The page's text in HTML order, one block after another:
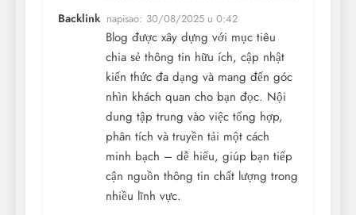
Backlink napisao: 30/08/2025 u 0:42
Blog được xây dựng với mục tiêu
chia sẻ thông tin hữu ích, cập nhật
kiến thức đa dạng và mang đến góc
nhìn khách quan cho bạn đọc. Nội
dung tập trung vào việc tổng hợp,
phân tích và truyền tải một cách
minh bạch – dễ hiểu, giúp bạn tiếp
cận nguồn thông tin chất lượng trong
nhiều lĩnh vực.